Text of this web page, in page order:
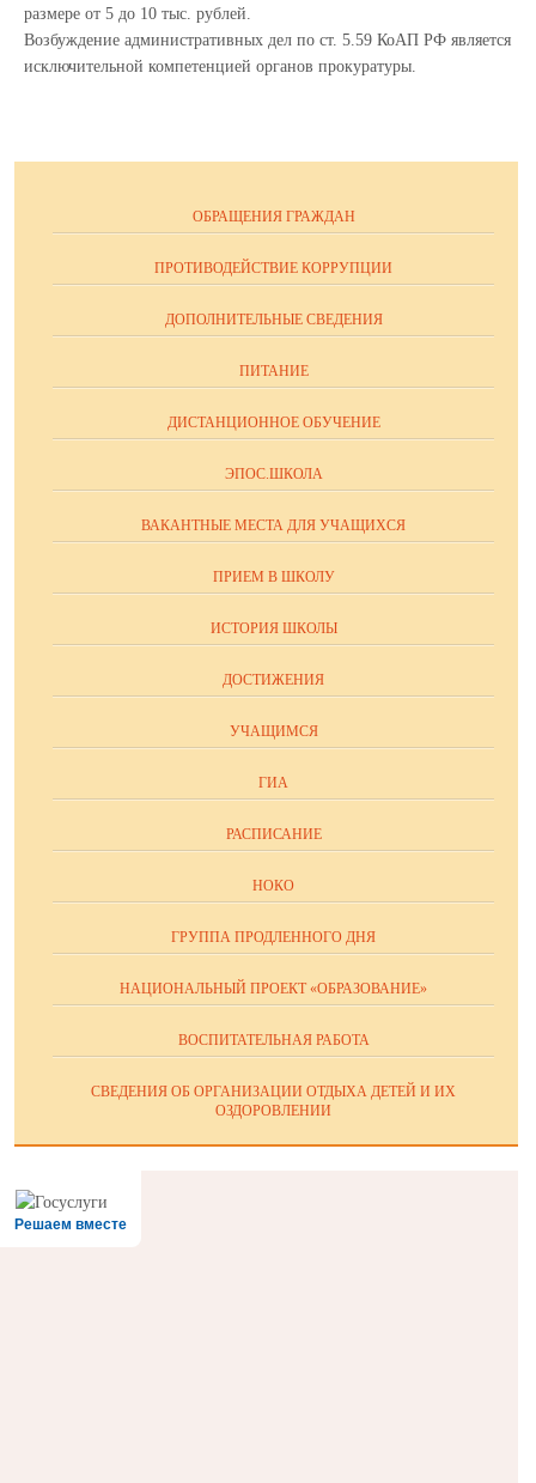
размере от 5 до 10 тыс. рублей.
Возбуждение административных дел по ст. 5.59 КоАП РФ является
исключительной компетенцией органов прокуратуры.
ОБРАЩЕНИЯ ГРАЖДАН
ПРОТИВОДЕЙСТВИЕ КОРРУПЦИИ
ДОПОЛНИТЕЛЬНЫЕ СВЕДЕНИЯ
ПИТАНИЕ
ДИСТАНЦИОННОЕ ОБУЧЕНИЕ
ЭПОС.ШКОЛА
ВАКАНТНЫЕ МЕСТА ДЛЯ УЧАЩИХСЯ
ПРИЕМ В ШКОЛУ
ИСТОРИЯ ШКОЛЫ
ДОСТИЖЕНИЯ
УЧАЩИМСЯ
ГИА
РАСПИСАНИЕ
НОКО
ГРУППА ПРОДЛЕННОГО ДНЯ
НАЦИОНАЛЬНЫЙ ПРОЕКТ «ОБРАЗОВАНИЕ»
ВОСПИТАТЕЛЬНАЯ РАБОТА
СВЕДЕНИЯ ОБ ОРГАНИЗАЦИИ ОТДЫХА ДЕТЕЙ И ИХ
ОЗДОРОВЛЕНИИ
Решаем вместе